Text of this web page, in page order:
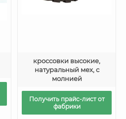
кроссовки высокие,
натуральный мех, с
молнией
Получить прайс-лист от
фабрики